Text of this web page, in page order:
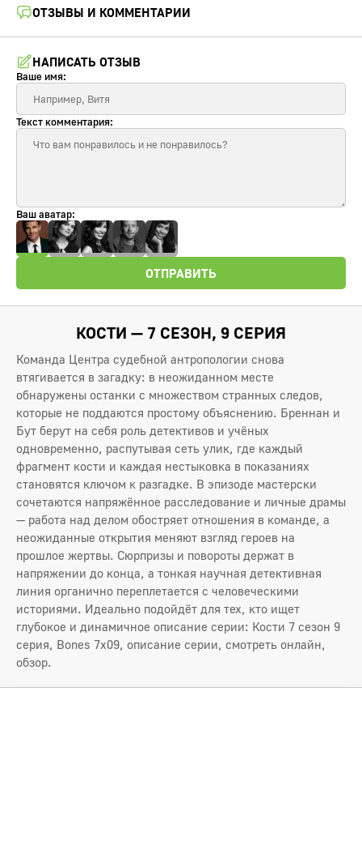
ОТЗЫВЫ И КОММЕНТАРИИ
НАПИСАТЬ ОТЗЫВ
Ваше имя:
Текст комментария:
Ваш аватар:
ОТПРАВИТЬ
КОСТИ — 7 СЕЗОН, 9 СЕРИЯ
Команда Центра судебной антропологии снова
втягивается в загадку: в неожиданном месте
обнаружены останки с множеством странных следов,
которые не поддаются простому объяснению. Бреннан и
Бут берут на себя роль детективов и учёных
одновременно, распутывая сеть улик, где каждый
фрагмент кости и каждая нестыковка в показаниях
становятся ключом к разгадке. В эпизоде мастерски
сочетаются напряжённое расследование и личные драмы
— работа над делом обостряет отношения в команде, а
неожиданные открытия меняют взгляд героев на
прошлое жертвы. Сюрпризы и повороты держат в
напряжении до конца, а тонкая научная детективная
линия органично переплетается с человеческими
историями. Идеально подойдёт для тех, кто ищет
глубокое и динамичное описание серии: Кости 7 сезон 9
серия, Bones 7x09, описание серии, смотреть онлайн,
обзор.